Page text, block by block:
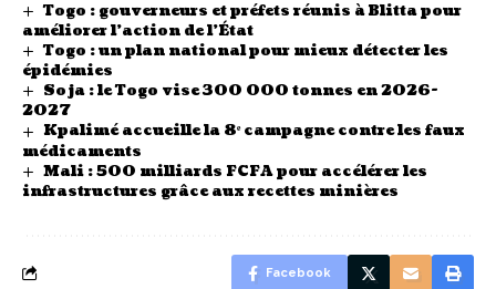
Togo : gouverneurs et préfets réunis à Blitta pour
améliorer l’action de l’État
Togo : un plan national pour mieux détecter les
épidémies
Soja : le Togo vise 300 000 tonnes en 2026-
2027
Kpalimé accueille la 8ᵉ campagne contre les faux
médicaments
Mali : 500 milliards FCFA pour accélérer les
infrastructures grâce aux recettes minières
Facebook